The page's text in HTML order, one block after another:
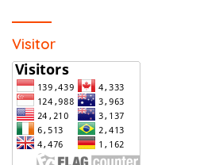
Visitor